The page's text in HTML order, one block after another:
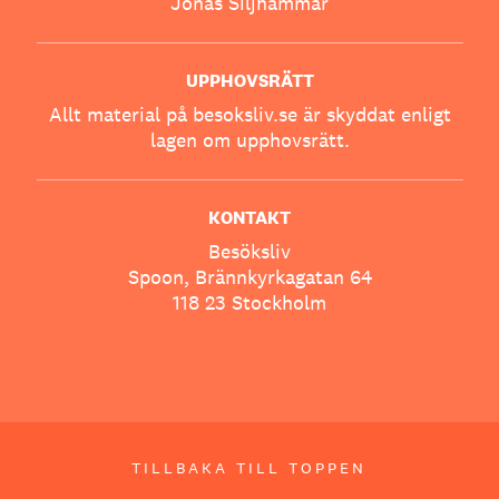
UPPHOVSRÄTT
Allt material på besoksliv.se är skyddat enligt
lagen om upphovsrätt.
KONTAKT
Besöksliv
Spoon, Brännkyrkagatan 64
118 23 Stockholm
TILLBAKA TILL TOPPEN